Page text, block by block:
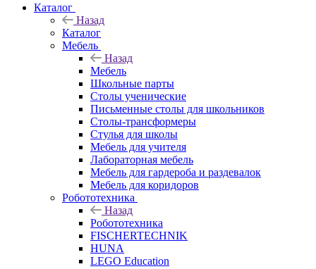
Каталог
Назад
Каталог
Мебель
Назад
Мебель
Школьные парты
Столы ученические
Письменные столы для школьников
Столы-трансформеры
Стулья для школы
Мебель для учителя
Лабораторная мебель
Мебель для гардероба и раздевалок
Мебель для коридоров
Робототехника
Назад
Робототехника
FISCHERTECHNIK
HUNA
LEGO Education